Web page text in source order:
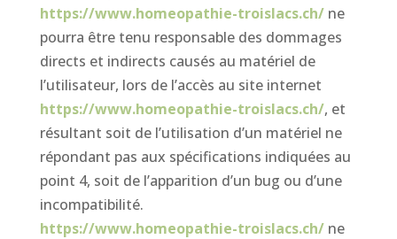
https://www.homeopathie-troislacs.ch/ne
pourra être tenu responsable des dommages
directs et indirects causés au matériel de
l’utilisateur, lors de l’accès au site internet
https://www.homeopathie-troislacs.ch/, et
résultant soit de l’utilisation d’un matériel ne
répondant pas aux spécifications indiquées au
point 4, soit de l’apparition d’un bug ou d’une
incompatibilité.
https://www.homeopathie-troislacs.ch/ ne